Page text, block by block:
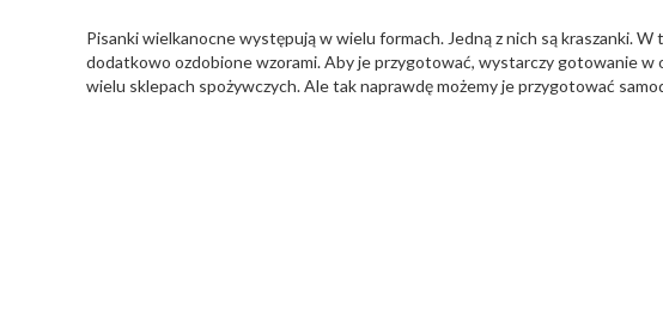
Pisanki wielkanocne występują w wielu formach. Jedną z nich są kraszanki.
dodatkowo ozdobione wzorami. Aby je przygotować, wystarczy gotowanie w
wielu sklepach spożywczych. Ale tak naprawdę możemy je przygotować